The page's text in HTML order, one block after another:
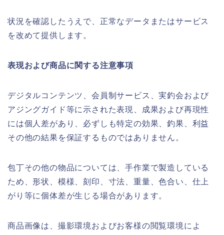
状況を確認したうえで、正常なデータまたはサービス
を改めて提供します。
表現および商品に関する注意事項
デジタルコンテンツ、会員制サービス、実釣会および
アジングガイド等に示された表現、成果および再現性
には個人差があり、必ずしも特定の効果、釣果、利益
その他の結果を保証するものではありません。
包丁その他の物品については、手作業で製造している
ため、形状、模様、刻印、寸法、重量、色合い、仕上
がり等に個体差が生じる場合があります。
商品画像は、撮影環境およびお客様の閲覧環境によ